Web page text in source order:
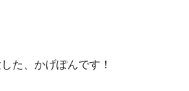
た、かげぽんです！